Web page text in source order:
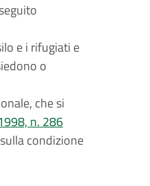
e i rifugiati e
o
che si
n. 286
condizione